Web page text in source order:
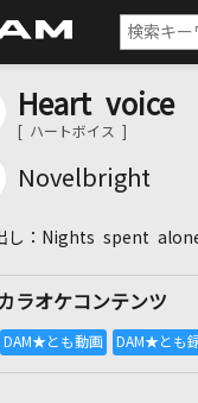
Heart voice
[ ハートボイス ]
Novelbright
Nights spent
ラオケコンテンツ